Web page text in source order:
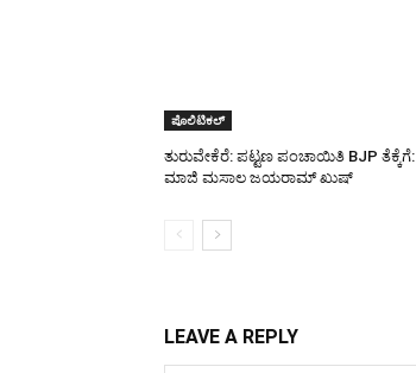
ಪೊಲಿಟಿಕಲ್
ತುರುವೇಕೆರೆ: ಪಟ್ಟಣ ಪಂಚಾಯಿತಿ BJP ತೆಕ್ಕೆಗೆ:
ಮಾಜಿ ಮಸಾಲ ಜಯರಾಮ್ ಖುಷ್
LEAVE A REPLY